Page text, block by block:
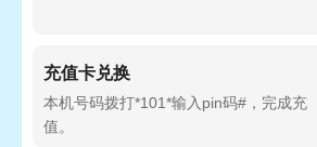
充值卡兑换
本机号码拨打*101*输入pin码#，完成充
值。